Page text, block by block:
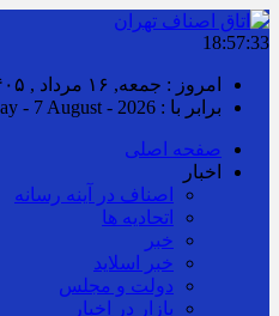
18:57:33
امروز : جمعه, ۱۶ مرداد , ۱۴۰۵
برابر با : Friday - 7 August - 2026
صفحه اصلی
اخبار
اصناف در آینه رسانه
اتحادیه ها
خبر
خبر اسلايد
دولت و مجلس
بازار در اخبار